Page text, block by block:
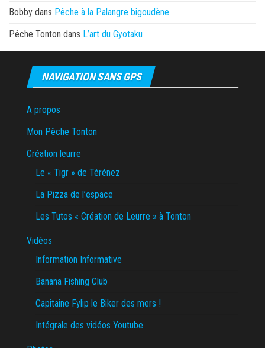
Bobby dans Pêche à la Palangre bigoudène
Pêche Tonton dans L’art du Gyotaku
NAVIGATION SANS GPS
A propos
Mon Pêche Tonton
Création leurre
Le « Tigr » de Térénez
La Pizza de l’espace
Les Tutos « Création de Leurre » à Tonton
Vidéos
Information Informative
Banana Fishing Club
Capitaine Fylip le Biker des mers !
Intégrale des vidéos Youtube